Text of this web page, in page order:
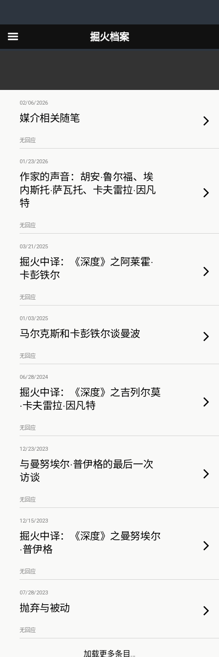
02/06/2026
媒介相关随笔
无回应
01/23/2026
作家的声音：胡安·鲁尔福、埃
内斯托·萨瓦托、卡夫雷拉·因凡
特
无回应
03/21/2025
掘火中译：《深度》之阿莱霍·
卡彭铁尔
无回应
01/03/2025
马尔克斯和卡彭铁尔谈曼波
无回应
06/28/2024
掘火中译：《深度》之吉列尔莫
·卡夫雷拉·因凡特
无回应
12/23/2023
与曼努埃尔·普伊格的最后一次
访谈
无回应
12/15/2023
掘火中译：《深度》之曼努埃尔
·普伊格
无回应
07/28/2023
抛弃与被动
无回应
加载更多条目…
掘火档案